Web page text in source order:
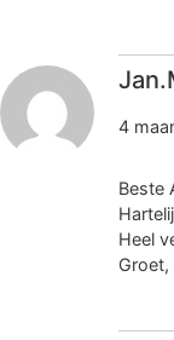
4
Beste
Heel